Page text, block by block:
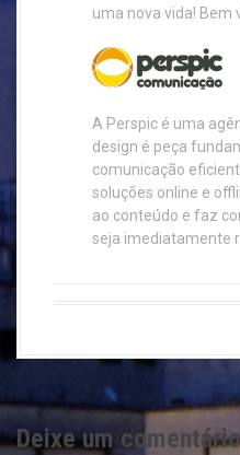
uma nova vida! Bem
A Perspic é uma
design é peça
comunicação
soluções online e
ao conteúdo e faz
seja imediatamente
Deixe um comentário